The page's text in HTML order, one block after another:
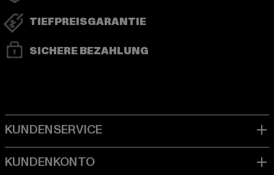
TIEFPREISGARANTIE
SICHERE BEZAHLUNG